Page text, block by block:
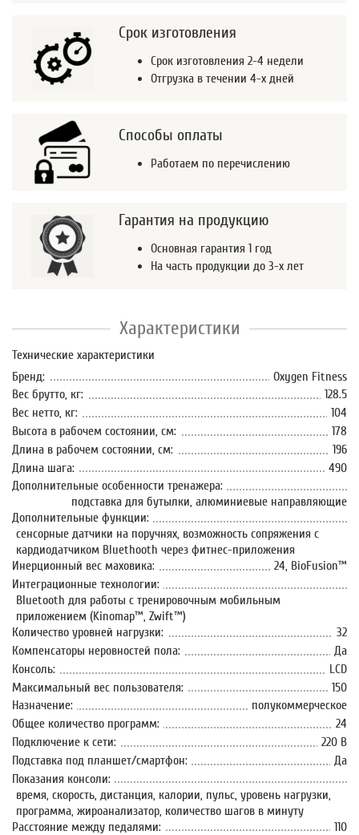
Срок изготовления
Срок изготовления 2-4 недели
Отгрузка в течении 4-х дней
Способы оплаты
Работаем по перечислению
Гарантия на продукцию
Основная гарантия 1 год
На часть продукции до 3-х лет
Характеристики
Технические характеристики
Бренд:
Oxygen Fitness
Вес брутто, кг:
128.5
Вес нетто, кг:
104
Высота в рабочем состоянии, см:
178
Длина в рабочем состоянии, см:
196
Длина шага:
490
Дополнительные особенности тренажера:
подставка для бутылки, алюминиевые направляющие
Дополнительные функции:
сенсорные датчики на поручнях, возможность сопряжения с
кардиодатчиком Bluethooth через фитнес-приложения
Инерционный вес маховика:
24, BioFusion™
Интеграционные технологии:
Bluetooth для работы с тренировочным мобильным
приложением (Kinomap™, Zwift™)
Количество уровней нагрузки:
32
Компенсаторы неровностей пола:
Да
Консоль:
LCD
Максимальный вес пользователя:
150
Назначение:
полукоммерческое
Общее количество программ:
24
Подключение к сети:
220 В
Подставка под планшет/смартфон:
Да
Показания консоли:
время, скорость, дистанция, калории, пульс, уровень нагрузки,
программа, жироанализатор, количество шагов в минуту
Расстояние между педалями:
110